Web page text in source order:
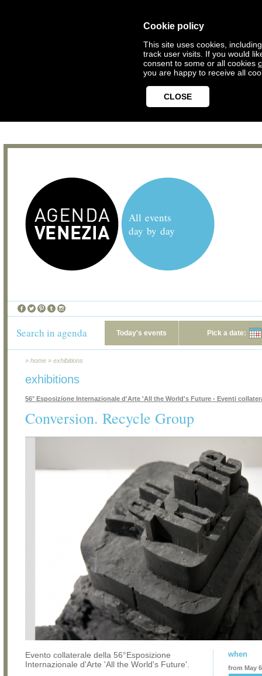
Cookie policy
This site uses cookies,
track user visits. If you would
consent to some or all cookies
you are happy to receive all
CLOSE
All events
day by day
Search in agenda Today's events Pick a date:
» home » exhibitions
exhibitions
56° Esposizione Internazionale d'Arte 'All the World's Future - Eventi
Conversion. Recycle Group
Evento collaterale della 56°Esposizione
Internazionale d'Arte 'All the World's Future'.
when
from May